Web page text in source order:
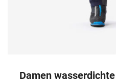
Damen